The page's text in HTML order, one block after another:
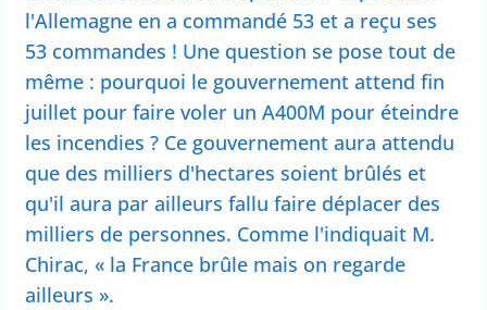
l'Allemagne en a commandé 53 et a reçu ses
53 commandes ! Une question se pose tout de
même : pourquoi le gouvernement attend fin
juillet pour faire voler un A400M pour éteindre
les incendies ? Ce gouvernement aura attendu
que des milliers d'hectares soient brûlés et
qu'il aura par ailleurs fallu faire déplacer des
milliers de personnes. Comme l'indiquait M.
Chirac, « la France brûle mais on regarde
ailleurs ».